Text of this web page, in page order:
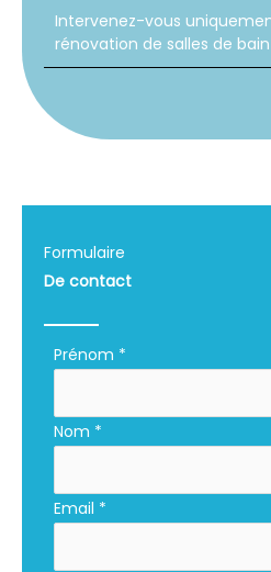
Intervenez-vous
rénovation de salles de
Formulaire
De contact
Formulaire
téléphone
Prénom *
Nom *
Email *